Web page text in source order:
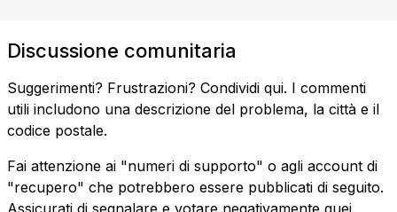
Discussione comunitaria
Suggerimenti? Frustrazioni? Condividi qui. I commenti
utili includono una descrizione del problema, la città e il
codice postale.
Fai attenzione ai "numeri di supporto" o agli account di
"recupero" che potrebbero essere pubblicati di seguito.
Assicurati di segnalare e votare negativamente quei